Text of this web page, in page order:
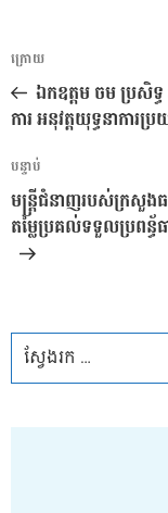
ការ​
នាំទិស​
ប្រកាស
អត្ថបទ
មុន
ក្រោយ
ឯកឧត្ដម ចម ប្រសិទ្ធ
ការ អនុវត្តយុទ្ធនាការ
អត្ថបទ
បន្ទាប់
បន្ទាប់
មន្រ្តីជំនាញរបស់ក្រសួ
តម្លៃប្រគល់ទទួលប្រពន្ធ័ធ